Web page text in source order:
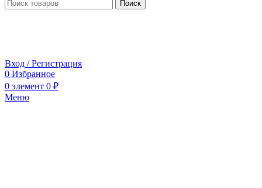
Поиск
Вход / Регистрация
0 Избранное
0 элемент 0 ₽
Меню